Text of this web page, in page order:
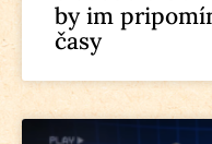
by im
časy